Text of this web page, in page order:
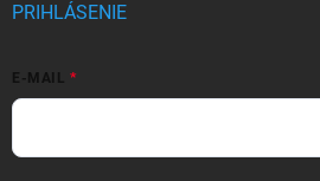
PRIHLÁSENIE
E-MAIL